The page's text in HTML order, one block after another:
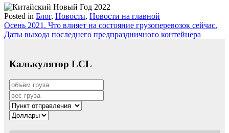
Posted in Блог, Новости, Новости на главной
Навигация
по
Осень 2021. Что влияет на состояние грузоперевозок сейчас.
Даты выхода последнего предпраздничного контейнера
Калькулятор LCL